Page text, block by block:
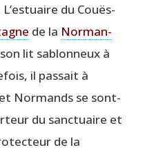
du Couës­
de la Nor­man­
lit sablon­neux à
il pas­sait à
Nor­mands se sont-
du sanc­tuaire et
de la